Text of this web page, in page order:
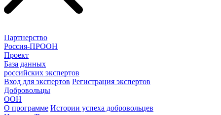
Партнерство
Россия-ПРООН
Проект
База данных
российских экспертов
Вход для экспертов Регистрация экспертов
Добровольцы
ООН
О программе Истории успеха добровольцев